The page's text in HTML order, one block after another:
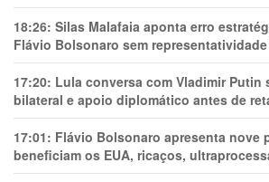
18:26: Silas Malafaia aponta erro
Flávio Bolsonaro sem
17:20: Lula conversa com Vladimir Putin
bilateral e apoio diplomático antes de
17:01: Flávio Bolsonaro apresenta nove
beneficiam os EUA, ricaços,